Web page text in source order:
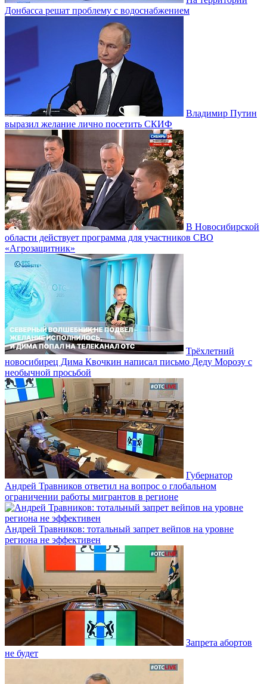
Донбасса решат проблему с водоснабжением
Владимир Путин
выразил желание лично посетить СКИФ
В Новосибирской
области действует программа для участников СВО
«Агрозащитник»
Трёхлетний
новосибирец Дима Квочкин написал письмо Деду Морозу с
необычной просьбой
Губернатор
Андрей Травников ответил на вопрос о глобальном
ограничении работы мигрантов в регионе
Андрей Травников: тотальный запрет вейпов на уровне
региона не эффективен
Запрета абортов
не будет